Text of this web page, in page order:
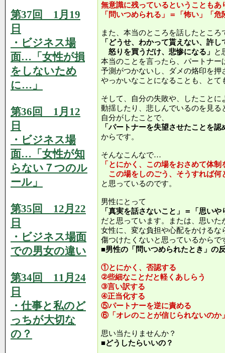
第37回 1月19
日
・ビジネス場
面…「女性が損
をしないため
に…」
第36回 1月12
日
・ビジネス場
面…「女性が知
らない７つのル
ール」
第35回 12月22
日
・ビジネス場面
での男女の違い
第34回 11月24
日
・仕事と私のど
っちが大切な
の？
無意識に残っているということもあ
「問いつめられる」＝「怖い」「
また、本当のところを話したところ
「どうせ、わかって貰えない、許
怒りを買うだけ、悲惨になる」
と
本当のことを言ったら、パートナー
予測がつかないし、ダメの烙印を押
やっかいなことになることも、とて
そして、自分の失敗や、したことに
動揺したり、悲しんでいるのを見る
自分がしたことで、
「パートナーを失望させたことを
からです。
そんなこんなで…
「とにかく、この場をおさめて体
この場をしのごう、そうすれば何
と思っているのです。
男性にとって
「真実を話さないこと」＝「思い
だと思っています。または、思いた
女性に、変な負担や心配をかけるな
傷つけたくないと思っているからで
■男性の「問いつめられたとき」の
①とにかく、否認する
②些細なことだと軽くあしらう
③言い訳する
④正当化する
⑤パートナーを逆に責める
⑥「オレのことが信じられないのか
思い当たりませんか？
■どうしたらいいの？